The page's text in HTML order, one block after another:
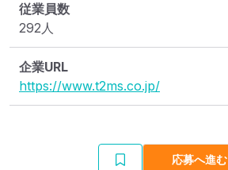
従業員数
292人
企業URL
https://www.t2ms.co.jp/
応募へ進む